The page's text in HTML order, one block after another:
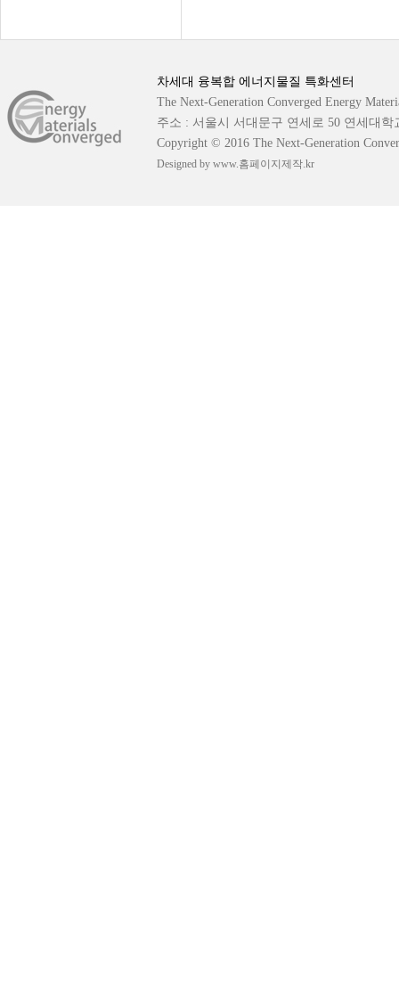
차세대 융복합 에너지물질 특화센터
The Next-Generation Converged Energy
주소 : 서울시 서대문구 연세로 50 연세대학
Copyright © 2016 The Next-Generation
Designed by www.홈페이지제작.kr